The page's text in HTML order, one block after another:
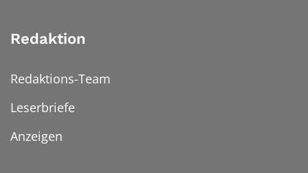
Redaktion
Redaktions-Team
Leserbriefe
Anzeigen